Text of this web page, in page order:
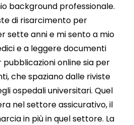
background professionale.
di risarcimento per
sette anni e mi sento a mio
e a leggere documenti
online sia per
che spaziano dalle riviste
ospedali universitari. Quel
nel settore assicurativo, il
in più in quel settore. La